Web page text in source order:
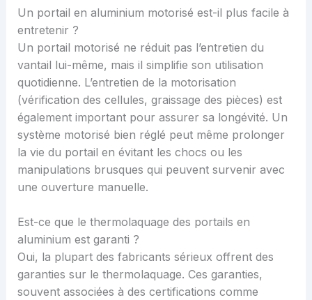
Un portail en aluminium motorisé est-il plus facile à
entretenir ?
Un portail motorisé ne réduit pas l’entretien du
vantail lui-même, mais il simplifie son utilisation
quotidienne. L’entretien de la motorisation
(vérification des cellules, graissage des pièces) est
également important pour assurer sa longévité. Un
système motorisé bien réglé peut même prolonger
la vie du portail en évitant les chocs ou les
manipulations brusques qui peuvent survenir avec
une ouverture manuelle.
Est-ce que le thermolaquage des portails en
aluminium est garanti ?
Oui, la plupart des fabricants sérieux offrent des
garanties sur le thermolaquage. Ces garanties,
souvent associées à des certifications comme